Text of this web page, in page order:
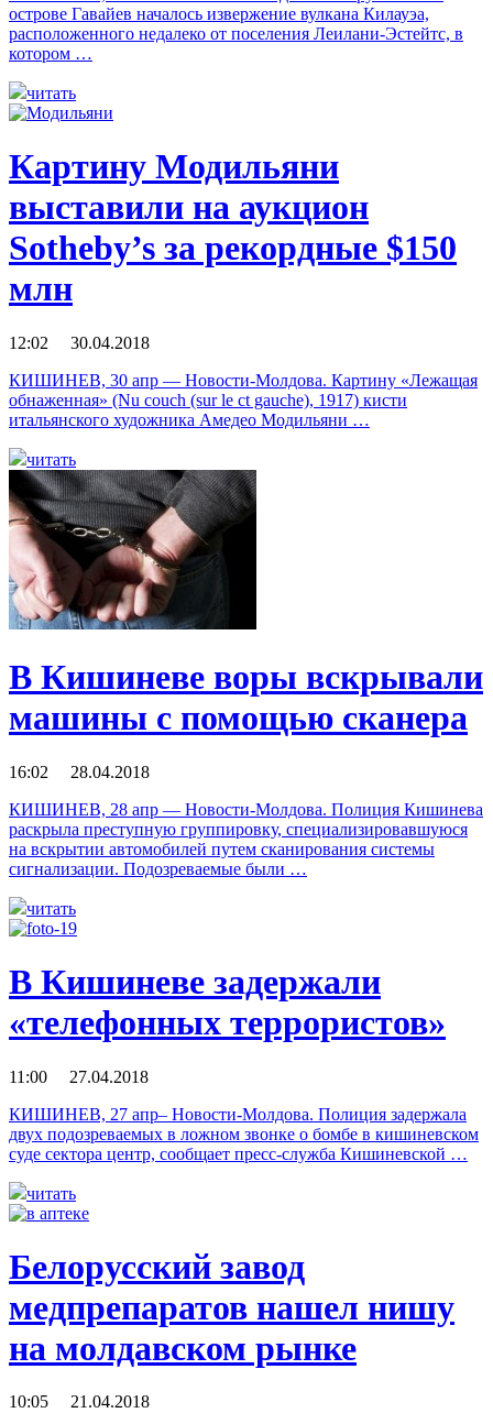
острове Гавайев началось извержение вулкана Килауэа,
расположенного недалеко от поселения Леилани-Эстейтс, в
котором …
читать
Картину Модильяни
выставили на аукцион
Sotheby’s за рекордные $150
млн
12:02 30.04.2018
КИШИНЕВ, 30 апр — Новости-Молдова. Картину «Лежащая
обнаженная» (Nu couch (sur le ct gauche), 1917) кисти
итальянского художника Амедео Модильяни …
читать
В Кишиневе воры вскрывали
машины с помощью сканера
16:02 28.04.2018
КИШИНЕВ, 28 апр — Новости-Молдова. Полиция Кишинева
раскрыла преступную группировку, специализировавшуюся
на вскрытии автомобилей путем сканирования системы
сигнализации. Подозреваемые были …
читать
В Кишиневе задержали
«телефонных террористов»
11:00 27.04.2018
КИШИНЕВ, 27 апр– Новости-Молдова. Полиция задержала
двух подозреваемых в ложном звонке о бомбе в кишиневском
суде сектора центр, сообщает пресс-служба Кишиневской …
читать
Белорусский завод
медпрепаратов нашел нишу
на молдавском рынке
10:05 21.04.2018